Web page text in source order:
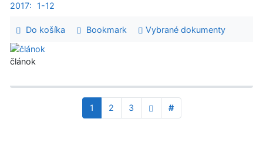
2017:
1-12
Do košíka Bookmark Vybrané dokumenty
článok
1 2 3 #